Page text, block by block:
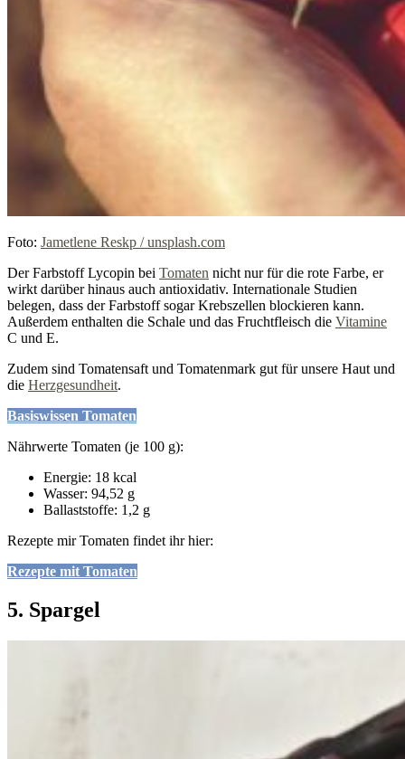
Foto: Jametlene Reskp / unsplash.com
Der Farbstoff Lycopin bei Tomaten nicht nur für die rote Farbe, er
wirkt darüber hinaus auch antioxidativ. Internationale Studien
belegen, dass der Farbstoff sogar Krebszellen blockieren kann.
Außerdem enthalten die Schale und das Fruchtfleisch die Vitamine
C und E.
Zudem sind Tomatensaft und Tomatenmark gut für unsere Haut und
die Herzgesundheit.
Basiswissen Tomaten
Nährwerte Tomaten (je 100 g):
Energie: 18 kcal
Wasser: 94,52 g
Ballaststoffe: 1,2 g
Rezepte mir Tomaten findet ihr hier:
Rezepte mit Tomaten
5. Spargel